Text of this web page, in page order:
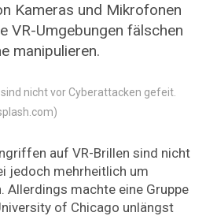
Kameras und Mikrofonen
VR-Umgebungen fälschen
manipulieren.
nicht vor Cyberattacken gefeit.
auf VR-Brillen sind nicht
jedoch mehrheitlich um
Allerdings machte eine Gruppe
of Chicago unlängst